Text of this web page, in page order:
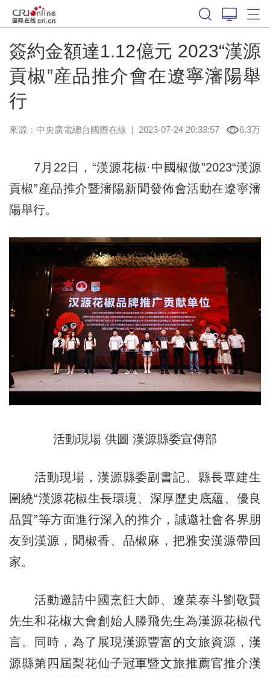
簽約金額達1.12億元 2023“漢源
貢椒”産品推介會在遼寧瀋陽舉
行
來源：中央廣電總台國際在線 | 2023-07-24 20:33:57 6.3万
7月22日，“漢源花椒·中國椒傲”2023“漢源
貢椒”産品推介暨瀋陽新聞發佈會活動在遼寧瀋
陽舉行。
活動現場 供圖 漢源縣委宣傳部
活動現場，漢源縣委副書記、縣長覃建生
圍繞“漢源花椒生長環境、深厚歷史底蘊、優良
品質”等方面進行深入的推介，誠邀社會各界朋
友到漢源，聞椒香、品椒麻，把雅安漢源帶回
家。
活動邀請中國烹飪大師、遼菜泰斗劉敬賢
先生和花椒大會創始人滕飛先生為漢源花椒代
言。同時，為了展現漢源豐富的文旅資源，漢
源縣第四屆梨花仙子冠軍暨文旅推薦官推介漢